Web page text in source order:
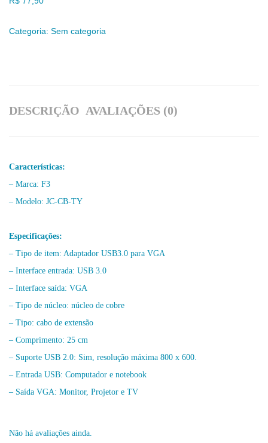
Categoria: Sem categoria
DESCRIÇÃO AVALIAÇÕES (0)
Características:
– Marca: F3
– Modelo: JC-CB-TY
Especificações:
– Tipo de item: Adaptador USB3.0 para VGA
– Interface entrada: USB 3.0
– Interface saída: VGA
– Tipo de núcleo: núcleo de cobre
– Tipo: cabo de extensão
– Comprimento: 25 cm
– Suporte USB 2.0: Sim, resolução máxima 800 x 600.
– Entrada USB: Computador e notebook
– Saída VGA: Monitor, Projetor e TV
Não há avaliações ainda.